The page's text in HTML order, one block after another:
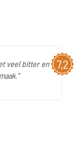
7,2
veel bitter en